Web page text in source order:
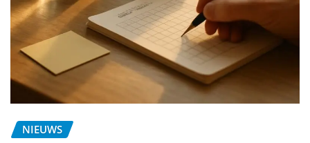
NIEUWS